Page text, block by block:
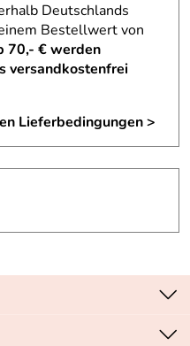
Deutschlands
Bestellwert von
70,- € werden
versandkostenfrei
Lieferbedingungen >
PayPal Express